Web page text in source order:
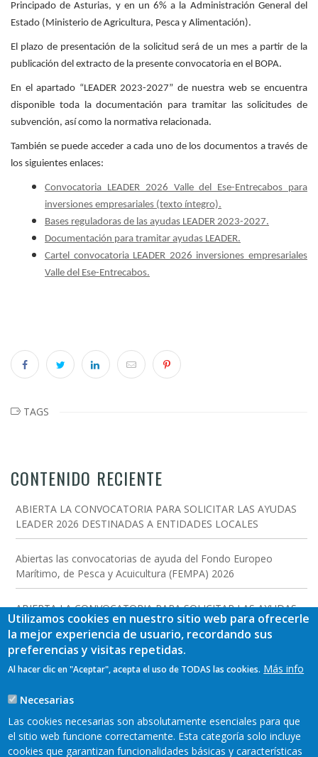
Principado de Asturias, y en un 6% a la Administración General del
Estado (Ministerio de Agricultura, Pesca y Alimentación).
El plazo de presentación de la solicitud será de un mes a partir de la
publicación del extracto de la presente convocatoria en el BOPA.
En el apartado “LEADER 2023-2027” de nuestra web se encuentra
disponible toda la documentación para tramitar las solicitudes de
subvención, así como la normativa relacionada.
También se puede acceder a cada uno de los documentos a través de
los siguientes enlaces:
Convocatoria LEADER 2026 Valle del Ese-Entrecabos para
inversiones empresariales (texto íntegro).
Bases reguladoras de las ayudas LEADER 2023-2027.
Documentación para tramitar ayudas LEADER.
Cartel convocatoria LEADER 2026 inversiones empresariales
Valle del Ese-Entrecabos.
TAGS
CONTENIDO RECIENTE
ABIERTA LA CONVOCATORIA PARA SOLICITAR LAS AYUDAS
LEADER 2026 DESTINADAS A ENTIDADES LOCALES
Abiertas las convocatorias de ayuda del Fondo Europeo
Marítimo, de Pesca y Acuicultura (FEMPA) 2026
ABIERTA LA CONVOCATORIA PARA SOLICITAR LAS AYUDAS
LEADER 2026 DESTINADAS A INVERSIONES EMPRESARIALES
PUBLICADA LA RESOLUCIÓN DE CONCESIÓN DE AYUDAS
LEADER 2025 PARA INVERSIONES EMPRESARIALES
Reader y Caja Rural de Asturias organizan unas Jornadas
Leader de difusión de la nueva convocatoria
Utilizamos cookies en nuestro sitio web para ofrecerle
la mejor experiencia de usuario, recordando sus
preferencias y visitas repetidas.
Al hacer clic en "Aceptar", acepta el uso de TODAS las cookies. Más info
Necesarias
Las cookies necesarias son absolutamente esenciales para que
el sitio web funcione correctamente. Esta categoría solo incluye
cookies que garantizan funcionalidades básicas y características